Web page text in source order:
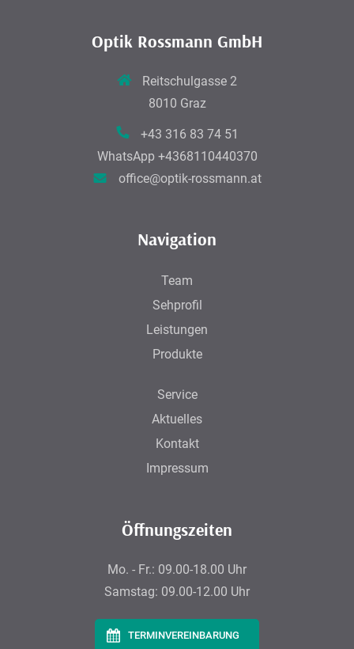
Optik Rossmann GmbH
Reitschulgasse 2
8010 Graz
+43 316 83 74 51
WhatsApp +4368110440370
office@optik-rossmann.at
Navigation
Team
Sehprofil
Leistungen
Produkte
Service
Aktuelles
Kontakt
Impressum
Öffnungszeiten
Mo. - Fr.: 09.00-18.00 Uhr
Samstag: 09.00-12.00 Uhr
TERMINVEREINBARUNG